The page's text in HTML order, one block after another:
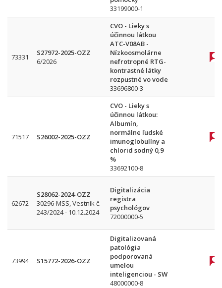
33199000-1
73331
S27972-2025-OZZ
6/2026
CVO - Lieky s
účinnou látkou
ATC-V08AB -
Nízkoosmolárne
nefrotropné RTG-
kontrastné látky
rozpustné vo vode
33696800-3
71517 S26002-2025-OZZ
CVO - Lieky s
účinnou látkou:
Albumín,
normálne ľudské
imunoglobulíny a
chlorid sodný 0,9
%
33692100-8
62672
S28062-2024-OZZ
30296-MSS, Vestník č.
243/2024 - 10.12.2024
Digitalizácia
registra
psychológov
72000000-5
73994 S15772-2026-OZZ
Digitalizovaná
patológia
podporovaná
umelou
inteligenciou - SW
48000000-8